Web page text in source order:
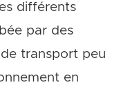
différents
par des
transport peu
en